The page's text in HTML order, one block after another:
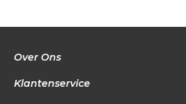
Over Ons
Klantenservice